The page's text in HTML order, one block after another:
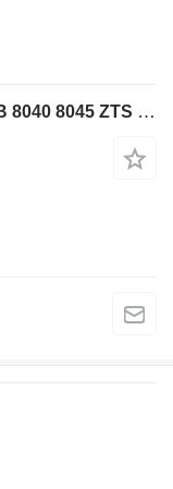
20/925522 transmisión final para JCB 8040 8045 ZTS miniexcavadora